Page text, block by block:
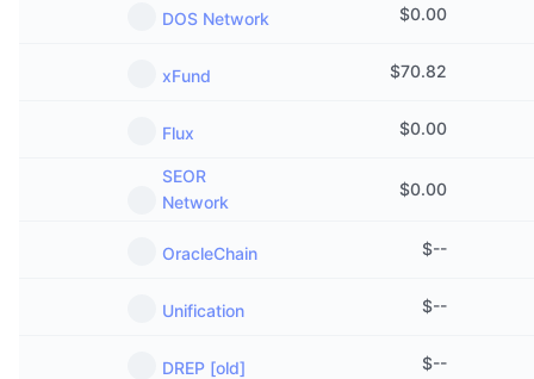
DOS Network $0.00
xFund $70.82
Flux $0.00
SEOR
Network
$0.00
OracleChain $--
Unification $--
DREP [old] $--